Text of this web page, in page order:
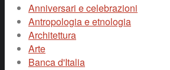
Anniversari e celebrazioni
Antropologia e etnologia
Architettura
Arte
Banca d'Italia